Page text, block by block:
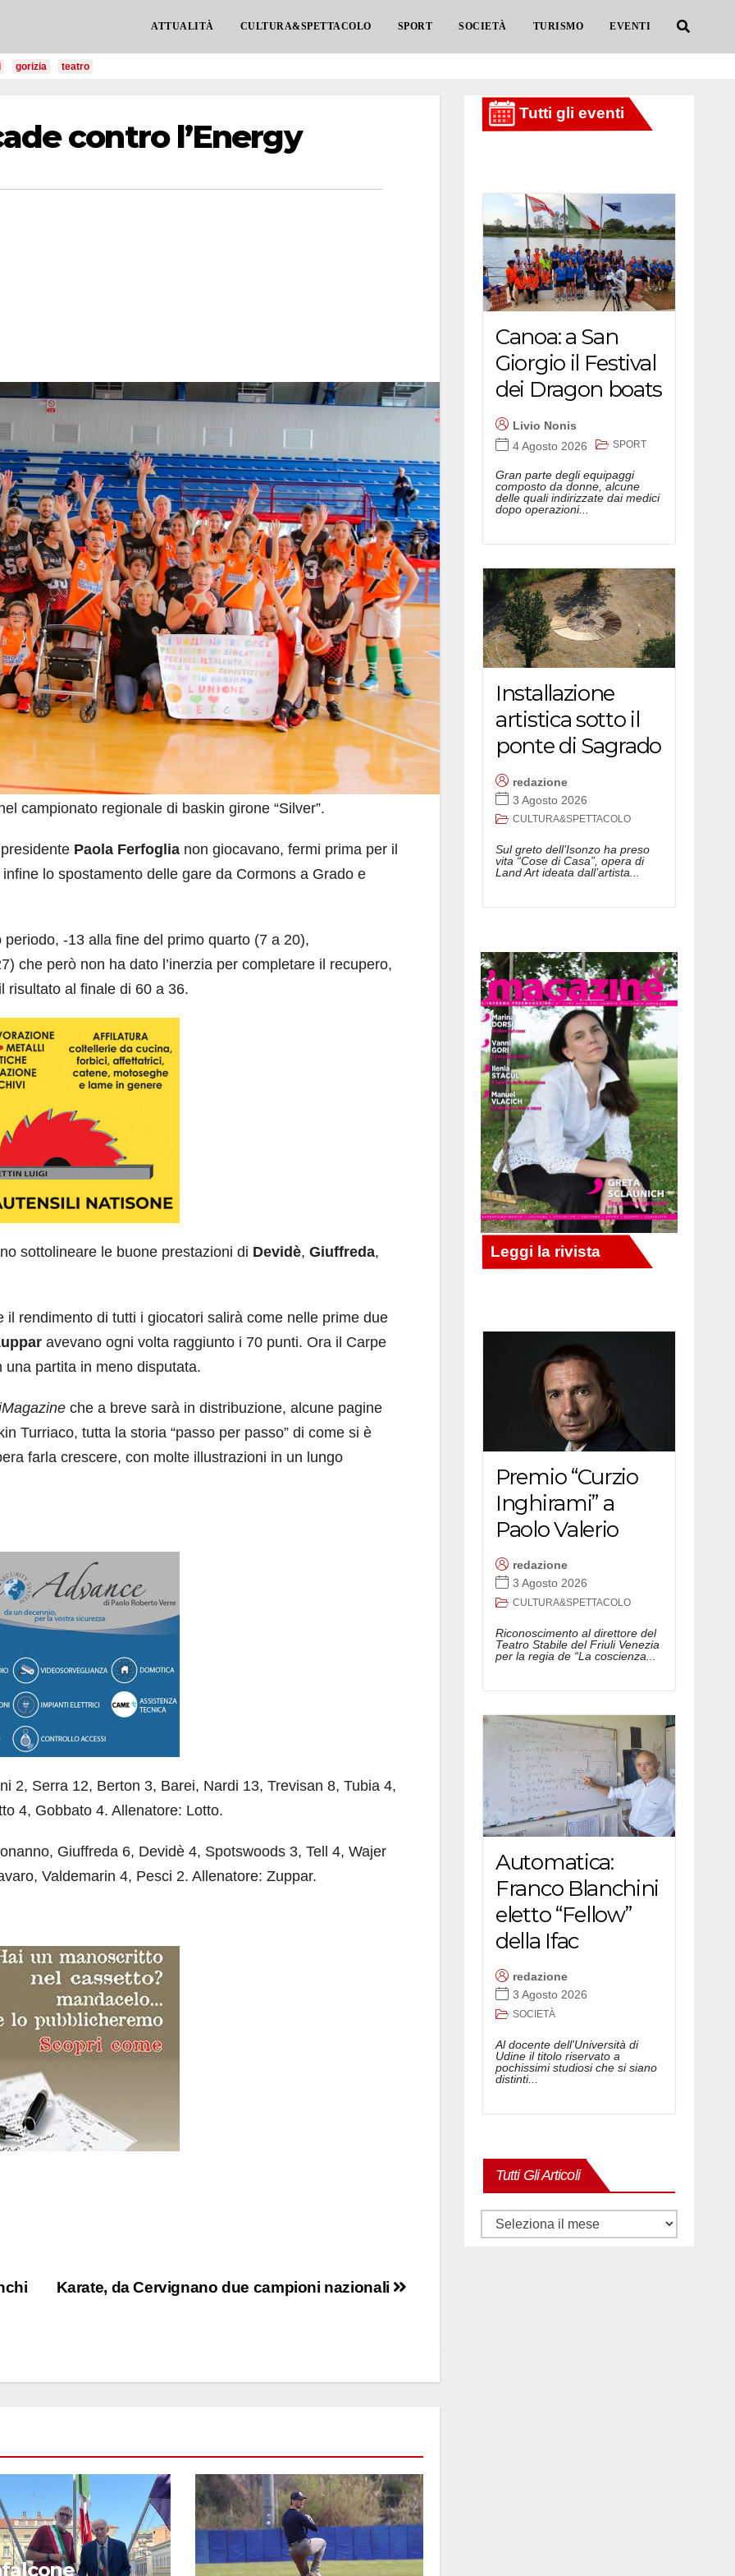
ATTUALITÀ CULTURA&SPETTACOLO SPORT SOCIETÀ TURISMO EVENTI
gorizia teatro
contro l’Energy
campionato regionale di baskin girone “Silver”.
Paola Ferfoglia non giocavano, fermi prima per il
lo spostamento delle gare da Cormons a Grado e
-13 alla fine del primo quarto (7 a 20),
che però non ha dato l’inerzia per completare il recupero,
risultato al finale di 60 a 36.
sottolineare le buone prestazioni di Devidè, Giuffreda,
rendimento di tutti i giocatori salirà come nelle prime due
avevano ogni volta raggiunto i 70 punti. Ora il Carpe
partita in meno disputata.
che a breve sarà in distribuzione, alcune pagine
Turriaco, tutta la storia “passo per passo” di come si è
farla crescere, con molte illustrazioni in un lungo
2, Serra 12, Berton 3, Barei, Nardi 13, Trevisan 8, Tubia 4,
4, Gobbato 4. Allenatore: Lotto.
Giuffreda 6, Devidè 4, Spotswoods 3, Tell 4, Wajer
Valdemarin 4, Pesci 2. Allenatore: Zuppar.
Karate, da Cervignano due campioni nazionali
Canoa: a San
Giorgio il Festival
dei Dragon boats
Livio Nonis
4 Agosto 2026
SPORT
Gran parte degli equipaggi
composto da donne, alcune
delle quali indirizzate dai medici
dopo operazioni...
Installazione
artistica sotto il
ponte di Sagrado
redazione
3 Agosto 2026
CULTURA&SPETTACOLO
Sul greto dell’Isonzo ha preso
vita “Cose di Casa”, opera di
Land Art ideata dall’artista...
Premio “Curzio
Inghirami” a
Paolo Valerio
redazione
3 Agosto 2026
CULTURA&SPETTACOLO
Riconoscimento al direttore del
Teatro Stabile del Friuli Venezia
per la regia de “La coscienza...
Automatica:
Franco Blanchini
eletto “Fellow”
della Ifac
redazione
3 Agosto 2026
SOCIETÀ
Al docente dell'Università di
Udine il titolo riservato a
pochissimi studiosi che si siano
distinti...
Tutti Gli Articoli
Tutti